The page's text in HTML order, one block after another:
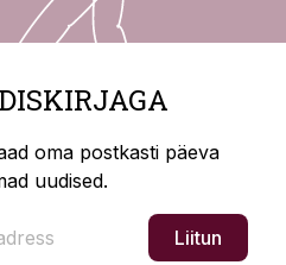
oma postkasti päeva
uudised.
Liitun